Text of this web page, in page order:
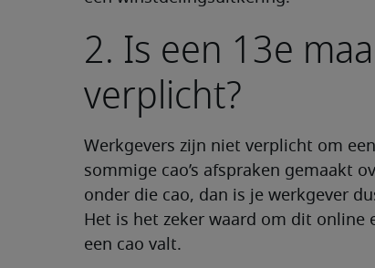
2. Is een 13e
verplicht?
Werkgevers zijn niet verplicht om
sommige cao’s afspraken gemaakt
onder die cao, dan is je werkgever
Het is het zeker waard om dit online
een cao valt.